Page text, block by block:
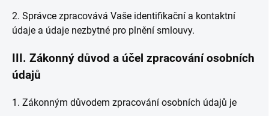
2. Správce zpracovává Vaše identifikační a kontaktní
údaje a údaje nezbytné pro plnění smlouvy.
III. Zákonný důvod a účel zpracování osobních
údajů
1. Zákonným důvodem zpracování osobních údajů je